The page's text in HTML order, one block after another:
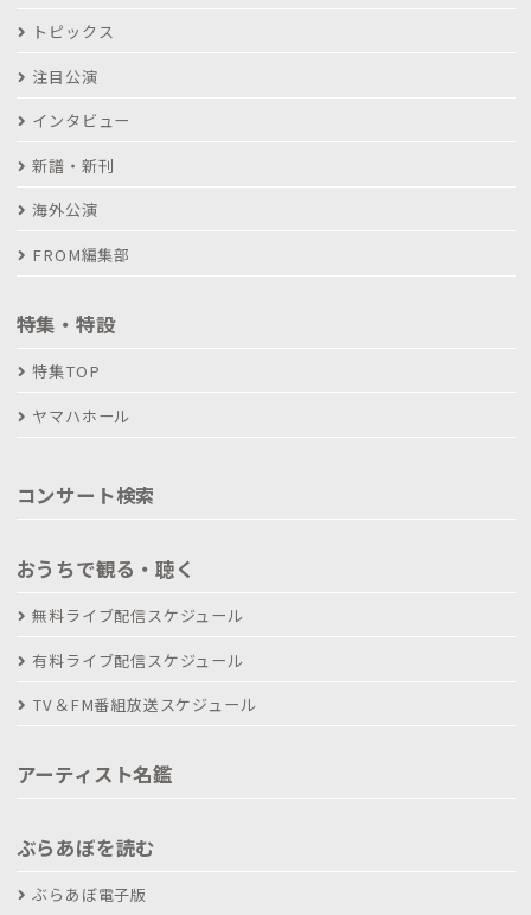
トピックス
注目公演
インタビュー
新譜・新刊
海外公演
FROM編集部
特集・特設
特集TOP
ヤマハホール
コンサート検索
おうちで観る・聴く
無料ライブ配信スケジュール
有料ライブ配信スケジュール
TV＆FM番組放送スケジュール
アーティスト名鑑
ぶらあぼを読む
ぶらあぼ電子版